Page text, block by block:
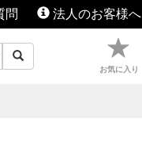
問 法人のお客様へ
お気に入り